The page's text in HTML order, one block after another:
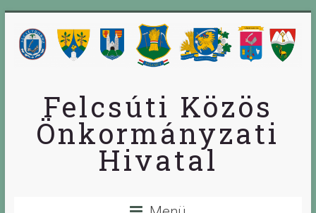
Felcsúti Közös
Önkormányzati
Hivatal